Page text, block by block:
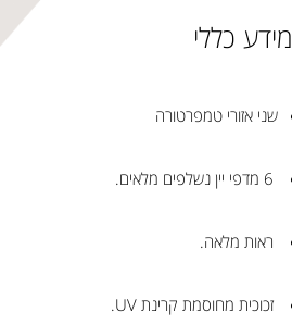
מידע כללי
שני אזורי טמפרטורה
ראות מלאה.
זכוכית מחוסמת קרינת UV.